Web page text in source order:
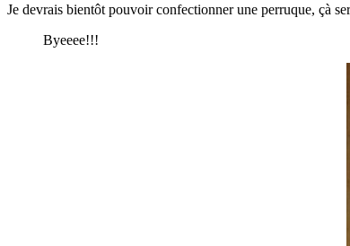
Je devrais bientôt pouvoir confectionner une perruque, çà
Byeeee!!!